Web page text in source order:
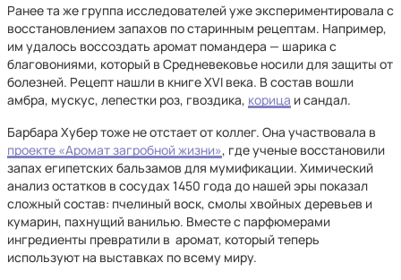
Ранее та же группа исследователей уже экспериментировала с
восстановлением запахов по старинным рецептам. Например,
им удалось воссоздать аромат помандера — шарика с
благовониями, который в Средневековье носили для защиты от
болезней. Рецепт нашли в книге XVI века. В состав вошли
амбра, мускус, лепестки роз, гвоздика, корица и сандал.
Барбара Хубер тоже не отстает от коллег. Она участвовала в
проекте «Аромат загробной жизни», где ученые восстановили
запах египетских бальзамов для мумификации. Химический
анализ остатков в сосудах 1450 года до нашей эры показал
сложный состав: пчелиный воск, смолы хвойных деревьев и
кумарин, пахнущий ванилью. Вместе с парфюмерами
ингредиенты превратили в аромат, который теперь
используют на выставках по всему миру.